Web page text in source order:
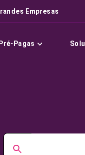
Empresas
Pagas